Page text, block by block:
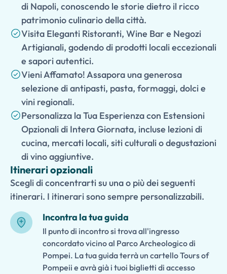
di Napoli, conoscendo le storie dietro il ricco
patrimonio culinario della città.
Visita Eleganti Ristoranti, Wine Bar e Negozi
Artigianali, godendo di prodotti locali eccezionali
e sapori autentici.
Vieni Affamato! Assapora una generosa
selezione di antipasti, pasta, formaggi, dolci e
vini regionali.
Personalizza la Tua Esperienza con Estensioni
Opzionali di Intera Giornata, incluse lezioni di
cucina, mercati locali, siti culturali o degustazioni
di vino aggiuntive.
Itinerari opzionali
Scegli di concentrarti su una o più dei seguenti
itinerari. I itinerari sono sempre personalizzabili.
Incontra la tua guida
Il punto di incontro si trova all'ingresso
concordato vicino al Parco Archeologico di
Pompei. La tua guida terrà un cartello Tours of
Pompeii e avrà già i tuoi biglietti di accesso